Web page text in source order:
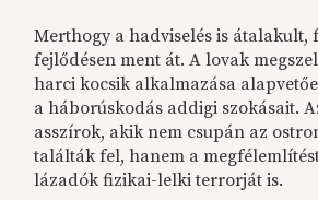
Merthogy a hadviselés is
fejlődésen ment át. A lovak
harci kocsik alkalmazása
a háborúskodás addigi szokásait.
asszírok, akik nem csupán az
találták fel, hanem a
lázadók fizikai-lelki terrorját is.